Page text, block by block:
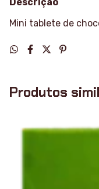
Mini tablete de
Produtos